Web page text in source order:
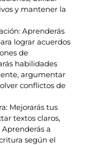
y mantener la
Aprenderás
lograr acuerdos
de
habilidades
argumentar
conflictos de
Mejorarás tus
textos claros,
Aprenderás a
según el